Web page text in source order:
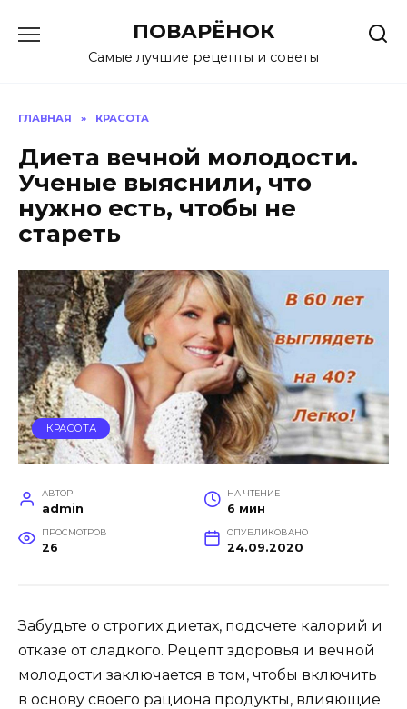
содержанию
ПОВАРЁНОК
Самые лучшие рецепты и советы
ГЛАВНАЯ » КРАСОТА
Диета вечной молодости.
Ученые выяснили, что
нужно есть, чтобы не
стареть
КРАСОТА
АВТОР
admin
НА ЧТЕНИЕ
6 мин
ПРОСМОТРОВ
26
ОПУБЛИКОВАНО
24.09.2020
Забудьте о строгих диетах, подсчете калорий и
отказе от сладкого. Рецепт здоровья и вечной
молодости заключается в том, чтобы включить
в основу своего рациона продукты, влияющие